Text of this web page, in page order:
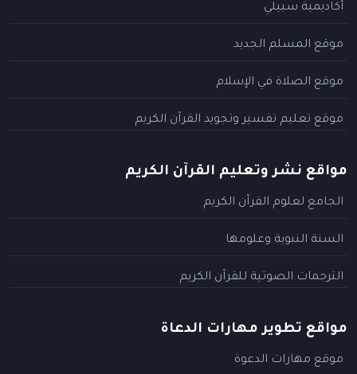
أكاديمية سبيلي
موقع المسلم الجديد
موقع الصلاة في الإسلام
موقع تعليم تفسير وتجويد القرآن الكريم
مواقع نشر وتعليم القرآن الكريم
الجامع لعلوم القرآن الكريم
السنة النبوية وعلومها
الترجمات الصوتية للقرآن الكريم
مواقع تطوير مهارات الدعاة
موقع مهارات الدعوة